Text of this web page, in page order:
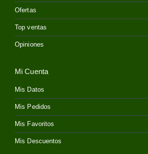
Ofertas
Top ventas
Opiniones
Mi Cuenta
Mis Datos
Mis Pedidos
Mis Favoritos
Mis Descuentos